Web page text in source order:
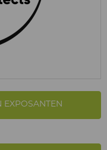
EXPOSANTEN